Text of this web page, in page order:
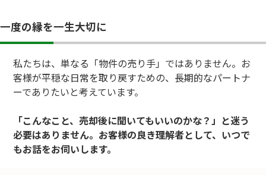
一度の縁を一生大切に
私たちは、単なる「物件の売り手」ではありません。お
客様が平穏な日常を取り戻すための、長期的なパートナ
ーでありたいと考えています。
「こんなこと、売却後に聞いてもいいのかな？」と迷う
必要はありません。お客様の良き理解者として、いつで
もお話をお伺いします。